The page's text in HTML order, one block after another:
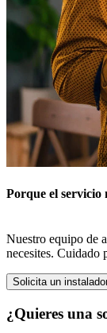
Porque el servicio
Nuestro equipo de
necesites. Cuidado
Solicita un
¿Quieres una